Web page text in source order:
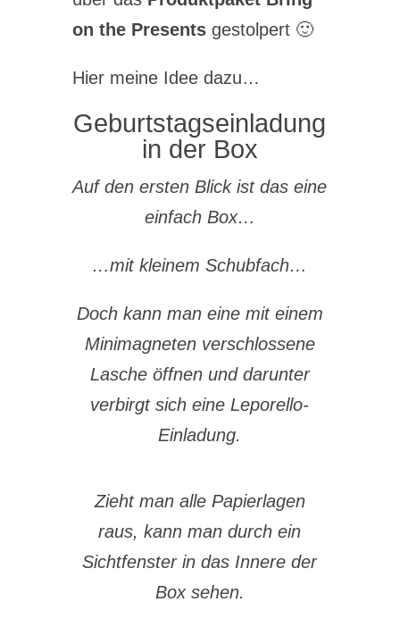
on the Presentsgestolpert 🙂
Hier meine Idee dazu…
Geburtstagseinladung
in der Box
Auf den ersten Blick ist das eine
einfach Box…
…mit kleinem Schubfach…
Doch kann man eine mit einem
Minimagneten verschlossene
Lasche öffnen und darunter
verbirgt sich eine Leporello-
Einladung.
Zieht man alle Papierlagen
raus, kann man durch ein
Sichtfenster in das Innere der
Box sehen.